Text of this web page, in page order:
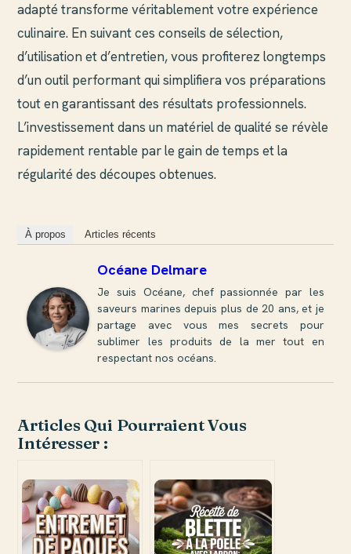
adapté transforme véritablement votre expérience
culinaire. En suivant ces conseils de sélection,
d’utilisation et d’entretien, vous profiterez longtemps
d’un outil performant qui simplifiera vos préparations
tout en garantissant des résultats professionnels.
L’investissement dans un matériel de qualité se révèle
rapidement rentable par le gain de temps et la
régularité des découpes obtenues.
À propos Articles récents
Océane Delmare
Je suis Océane, chef passionnée par les
saveurs marines depuis plus de 20 ans, et je
partage avec vous mes secrets pour
sublimer les produits de la mer tout en
respectant nos océans.
Articles Qui Pourraient Vous
Intéresser :